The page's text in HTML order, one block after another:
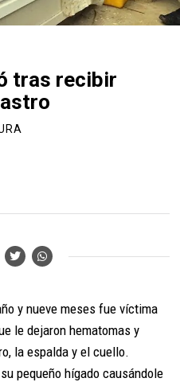
tras recibir
y nueve meses fue víctima
le dejaron hematomas y
la espalda y el cuello.
pequeño hígado causándole